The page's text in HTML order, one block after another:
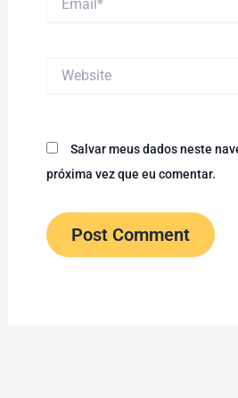
Salvar meus dados neste
próxima vez que eu comentar.